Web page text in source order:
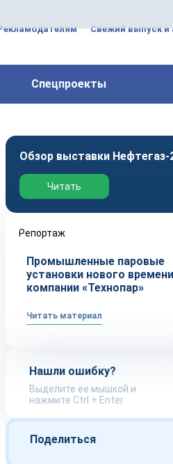
восстановлением,
на нефтегазовых,
Свежий выпуск и
Спецпроекты
Обзор выставки Нефтегаз-
Читать
Репортаж
Промышленные паровые
установки нового
компании «Технопар»
Читать материал
Нашли ошибку?
Выделите ее мышкой и
нажмите Ctrl + Enter
Поделиться